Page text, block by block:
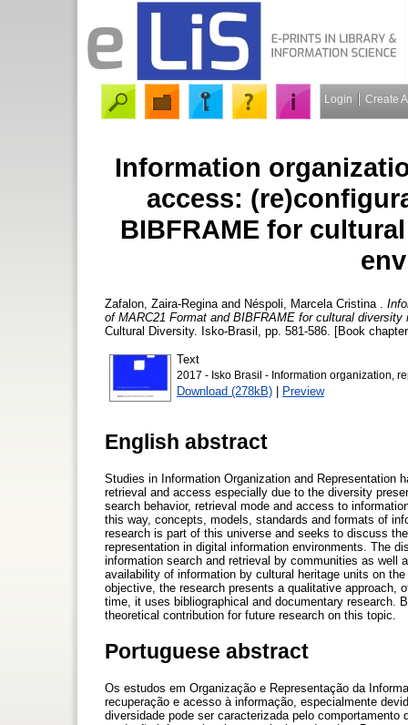
Login Create
Information
access:
BIBFRAME for
Zafalon, Zaira-Regina and Néspoli, Marcela Cristina
of MARC21 Format and BIBFRAME for cultural
Cultural Diversity. Isko-Brasil, pp. 581-586. [Book
Text
2017 - Isko Brasil - Information organization,
Download (278kB) | Preview
English abstract
Studies in Information Organization and Representation
retrieval and access especially due to the diversity
search behavior, retrieval mode and access to
this way, concepts, models, standards and formats of
research is part of this universe and seeks to discuss
representation in digital information environments. The
information search and retrieval by communities as well
availability of information by cultural heritage units on
objective, the research presents a qualitative approach,
time, it uses bibliographical and documentary research.
theoretical contribution for future research on this topic.
Portuguese abstract
Os estudos em Organização e Representação da
recuperação e acesso à informação, especialmente
diversidade pode ser caracterizada pelo